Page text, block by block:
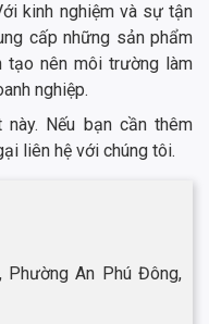
kinh nghiệm và sự tận
cấp những sản phẩm
tạo nên môi trường làm
nghiệp.
Nếu bạn cần thêm
liên hệ với chúng tôi.
An Phú Đông,